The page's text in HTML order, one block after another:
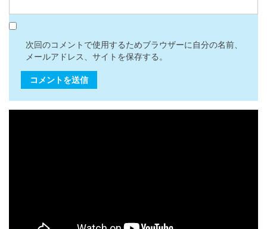
次回のコメントで使用するためブラウザーに自分の名前、
メールアドレス、サイトを保存する。